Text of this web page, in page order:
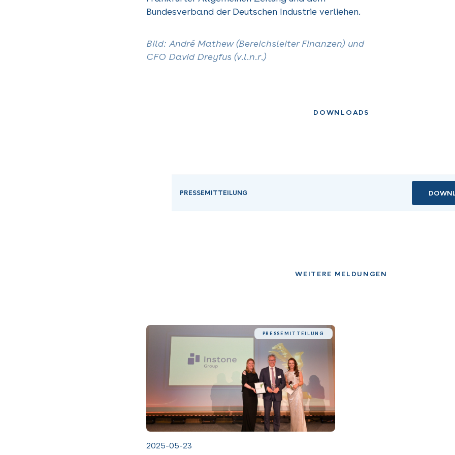
Bundesverband der Deutschen Industrie verliehen.
Bild: André Mathew (Bereichsleiter Finanzen) und
CFO David Dreyfus (v.l.n.r.)
DOWNLOADS
PRESSEMITTEILUNG
WEITERE MELDUNGEN
PRESSEMITTEILUNG
2025-05-23